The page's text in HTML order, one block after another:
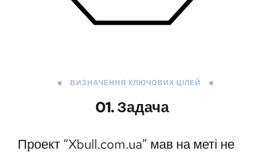
ВИЗНАЧЕННЯ КЛЮЧОВИХ ЦІЛЕЙ
01. Задача
Проект “Xbull.com.ua” мав на меті не